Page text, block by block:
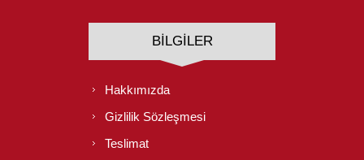
BILGILER
Hakkımızda
Gizlilik Sözleşmesi
Teslimat